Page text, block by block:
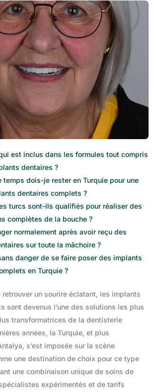
est inclus dans les formules tout compris
dentaires ?
temps dois-je rester en Turquie pour une
dentaires complets ?
turcs sont-ils qualifiés pour réaliser des
complètes de la bouche ?
normalement après avoir reçu des
sur toute la mâchoire ?
danger de se faire poser des implants
en Turquie ?
retrouver un sourire éclatant, les implants
sont devenus l’une des solutions les plus
transformatrices de la dentisterie
années, la Turquie, et plus
s’est imposée sur la scène
une destination de choix pour ce type
une combinaison unique de soins de
expérimentés et de tarifs